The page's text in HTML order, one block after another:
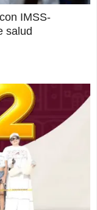
IMSS-
salud